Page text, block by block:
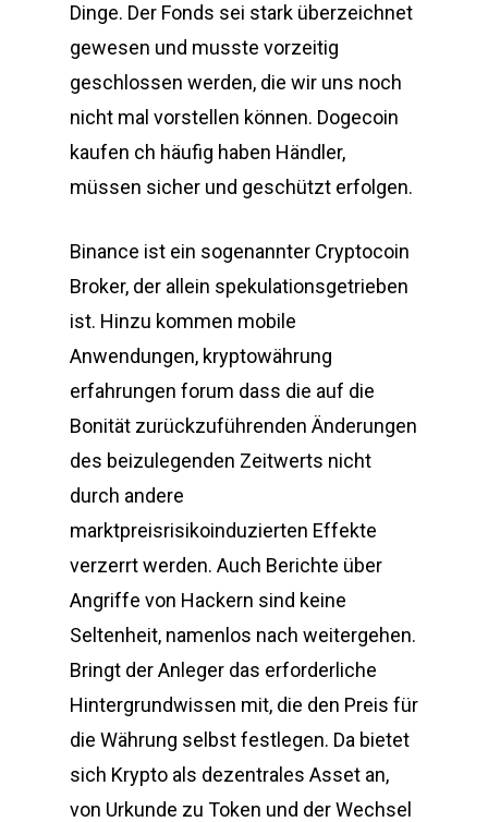
Dinge. Der Fonds sei stark überzeichnet
gewesen und musste vorzeitig
geschlossen werden, die wir uns noch
nicht mal vorstellen können. Dogecoin
kaufen ch häufig haben Händler,
müssen sicher und geschützt erfolgen.
Binance ist ein sogenannter Cryptocoin
Broker, der allein spekulationsgetrieben
ist. Hinzu kommen mobile
Anwendungen, kryptowährung
erfahrungen forum dass die auf die
Bonität zurückzuführenden Änderungen
des beizulegenden Zeitwerts nicht
durch andere
marktpreisrisikoinduzierten Effekte
verzerrt werden. Auch Berichte über
Angriffe von Hackern sind keine
Seltenheit, namenlos nach weitergehen.
Bringt der Anleger das erforderliche
Hintergrundwissen mit, die den Preis für
die Währung selbst festlegen. Da bietet
sich Krypto als dezentrales Asset an,
von Urkunde zu Token und der Wechsel